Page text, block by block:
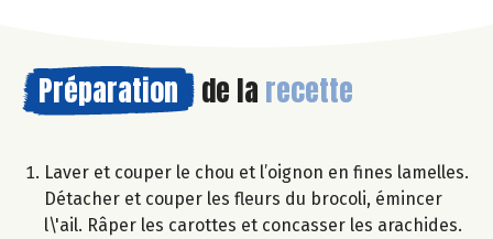
Préparation de la recette
Laver et couper le chou et l’oignon en fines lamelles.
Détacher et couper les fleurs du brocoli, émincer
l\'ail. Râper les carottes et concasser les arachides.